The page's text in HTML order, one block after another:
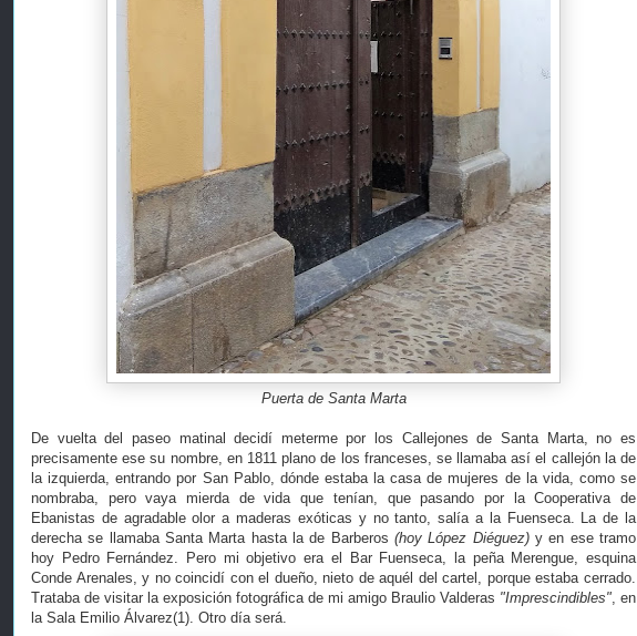
Puerta de Santa Marta
De vuelta del paseo matinal decidí meterme por los Callejones de Santa Marta, no es
precisamente ese su nombre, en 1811 plano de los franceses, se llamaba así el callejón la de
la izquierda, entrando por San Pablo, dónde estaba la casa de mujeres de la vida, como se
nombraba, pero vaya mierda de vida que tenían, que pasando por la Cooperativa de
Ebanistas de agradable olor a maderas exóticas y no tanto, salía a la Fuenseca. La de la
derecha se llamaba Santa Marta hasta la de Barberos (hoy López Diéguez)y en ese tramo
hoy Pedro Fernández. Pero mi objetivo era el Bar Fuenseca, la peña Merengue, esquina
Conde Arenales, y no coincidí con el dueño, nieto de aquél del cartel, porque estaba cerrado.
Trataba de visitar la exposición fotográfica de mi amigo Braulio Valderas "Imprescindibles", en
la Sala Emilio Álvarez(1). Otro día será.